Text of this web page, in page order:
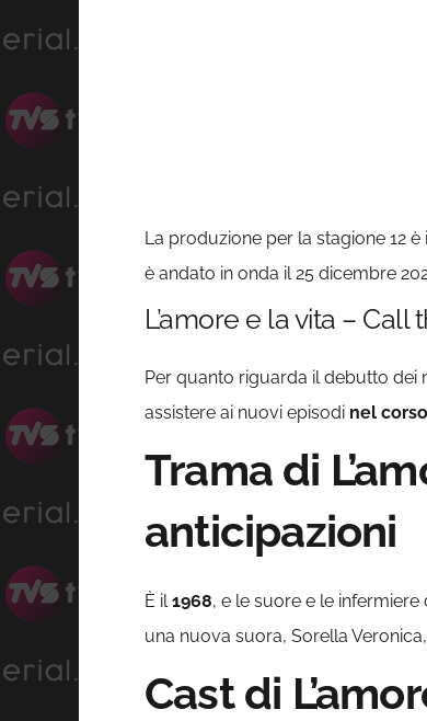
La produzione per la stagione 12
è andato in onda il 25 dicembre
L’amore e la vita –
Per quanto riguarda il debutto dei
assistere ai nuovi episodi nel
Trama di
anticipazioni
È il1968, e le suore e le
una nuova suora, Sorella
Cast di